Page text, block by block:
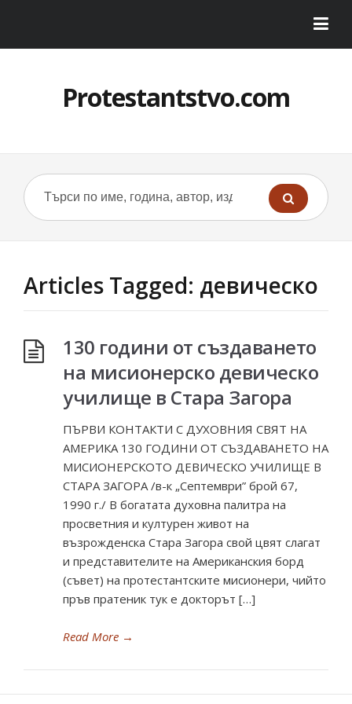
Protestantstvo.com
Articles Tagged: девическо
130 години от създаването
на мисионерско девическо
училище в Стара Загора
ПЪРВИ КОНТАКТИ С ДУХОВНИЯ СВЯТ НА
АМЕРИКА 130 ГОДИНИ ОТ СЪЗДАВАНЕТО НА
МИСИОНЕРСКОТО ДЕВИЧЕСКО УЧИЛИЩЕ В
СТАРА ЗАГОРА /в-к „Септември” брой 67,
1990 г./ В богатата духовна палитра на
просветния и културен живот на
възрожденска Стара Загора свой цвят слагат
и представителите на Американския борд
(съвет) на протестантските мисионери, чийто
пръв пратеник тук е докторът […]
Read More →